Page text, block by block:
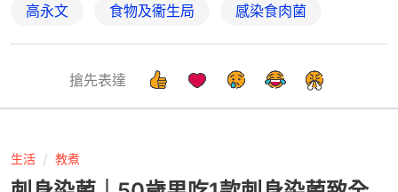
高永文 食物及衞生局 感染食肉菌
搶先表達
生活 教煮